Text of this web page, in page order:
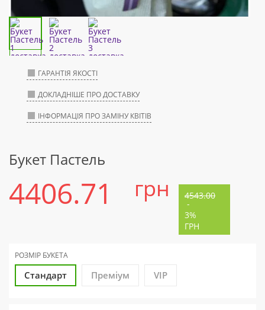
ГАРАНТІЯ ЯКОСТІ
ДОКЛАДНІШЕ ПРО ДОСТАВКУ
ІНФОРМАЦІЯ ПРО ЗАМІНУ КВІТІВ
Букет Пастель
4406.71 грн 4543.00
-
3%
ГРН
РОЗМІР БУКЕТА
Стандарт Преміум VIP